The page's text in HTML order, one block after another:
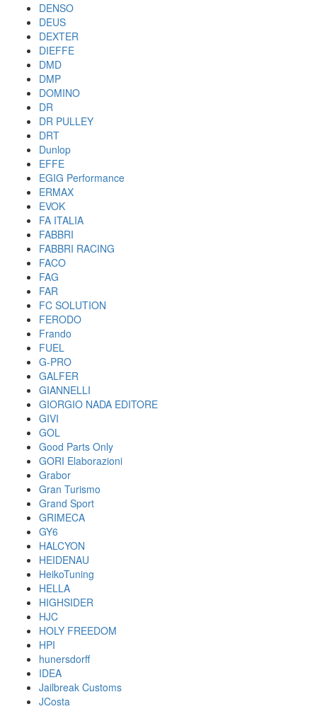
DENSO
DEUS
DEXTER
DIEFFE
DMD
DMP
DOMINO
DR
DR PULLEY
DRT
Dunlop
EFFE
EGIG Performance
ERMAX
EVOK
FA ITALIA
FABBRI
FABBRI RACING
FACO
FAG
FAR
FC SOLUTION
FERODO
Frando
FUEL
G-PRO
GALFER
GIANNELLI
GIORGIO NADA EDITORE
GIVI
GOL
Good Parts Only
GORI Elaborazioni
Grabor
Gran Turismo
Grand Sport
GRIMECA
GY6
HALCYON
HEIDENAU
HeikoTuning
HELLA
HIGHSIDER
HJC
HOLY FREEDOM
HPI
hunersdorff
IDEA
Jailbreak Customs
JCosta